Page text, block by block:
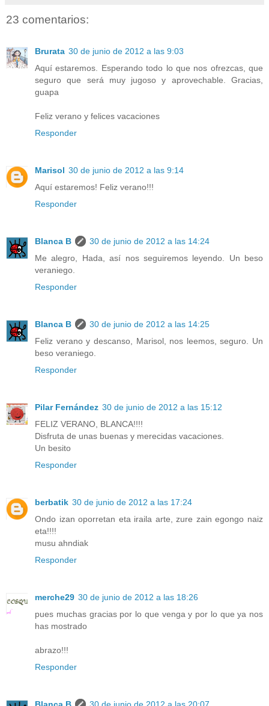
23 comentarios:
Brurata 30 de junio de 2012 a las 9:03
Aquí estaremos. Esperando todo lo que nos ofrezcas, que
seguro que será muy jugoso y aprovechable. Gracias,
guapa
Feliz verano y felices vacaciones
Responder
Marisol 30 de junio de 2012 a las 9:14
Aquí estaremos! Feliz verano!!!
Responder
Blanca B
30 de junio de 2012 a las 14:24
Me alegro, Hada, así nos seguiremos leyendo. Un beso
veraniego.
Responder
Blanca B
30 de junio de 2012 a las 14:25
Feliz verano y descanso, Marisol, nos leemos, seguro. Un
beso veraniego.
Responder
Pilar Fernández 30 de junio de 2012 a las 15:12
FELIZ VERANO, BLANCA!!!!
Disfruta de unas buenas y merecidas vacaciones.
Un besito
Responder
berbatik 30 de junio de 2012 a las 17:24
Ondo izan oporretan eta iraila arte, zure zain egongo naiz
eta!!!!
musu ahndiak
Responder
merche29 30 de junio de 2012 a las 18:26
pues muchas gracias por lo que venga y por lo que ya nos
has mostrado
abrazo!!!
Responder
Blanca B 30 de junio de 2012 a las 20:07